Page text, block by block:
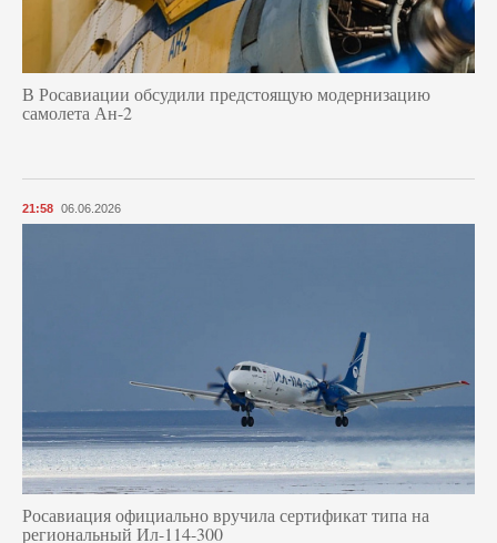
В Росавиации обсудили предстоящую модернизацию
самолета Ан-2
21:58 06.06.2026
Росавиация официально вручила сертификат типа на
региональный Ил-114-300